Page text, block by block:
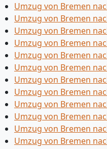
Umzug von Bremen
Umzug von Bremen
Umzug von Bremen
Umzug von Bremen
Umzug von Bremen
Umzug von Bremen
Umzug von Bremen
Umzug von Bremen
Umzug von Bremen
Umzug von Bremen
Umzug von Bremen
Umzug von Bremen